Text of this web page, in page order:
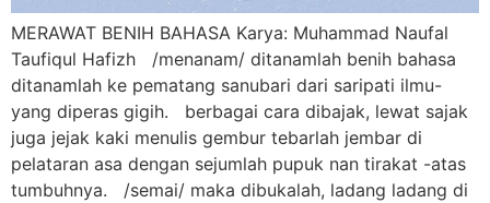
MERAWAT BENIH BAHASA Karya: Muhammad Naufal
Taufiqul Hafizh /menanam/ ditanamlah benih bahasa
ditanamlah ke pematang sanubari dari saripati ilmu-
yang diperas gigih. berbagai cara dibajak, lewat sajak
juga jejak kaki menulis gembur tebarlah jembar di
pelataran asa dengan sejumlah pupuk nan tirakat -atas
tumbuhnya. /semai/ maka dibukalah, ladang ladang di